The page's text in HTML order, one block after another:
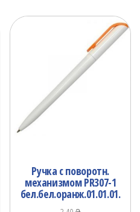
Ручка с поворотн.
механизмом PR307-1
бел.бел.оранж.01.01.01.